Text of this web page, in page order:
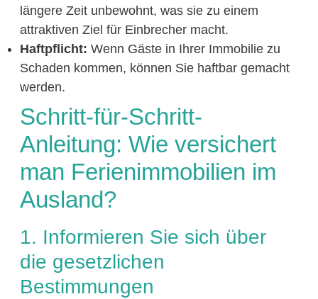
längere Zeit unbewohnt, was sie zu einem
attraktiven Ziel für Einbrecher macht.
Haftpflicht: Wenn Gäste in Ihrer Immobilie zu
Schaden kommen, können Sie haftbar gemacht
werden.
Schritt-für-Schritt-
Anleitung: Wie versichert
man Ferienimmobilien im
Ausland?
1. Informieren Sie sich über
die gesetzlichen
Bestimmungen